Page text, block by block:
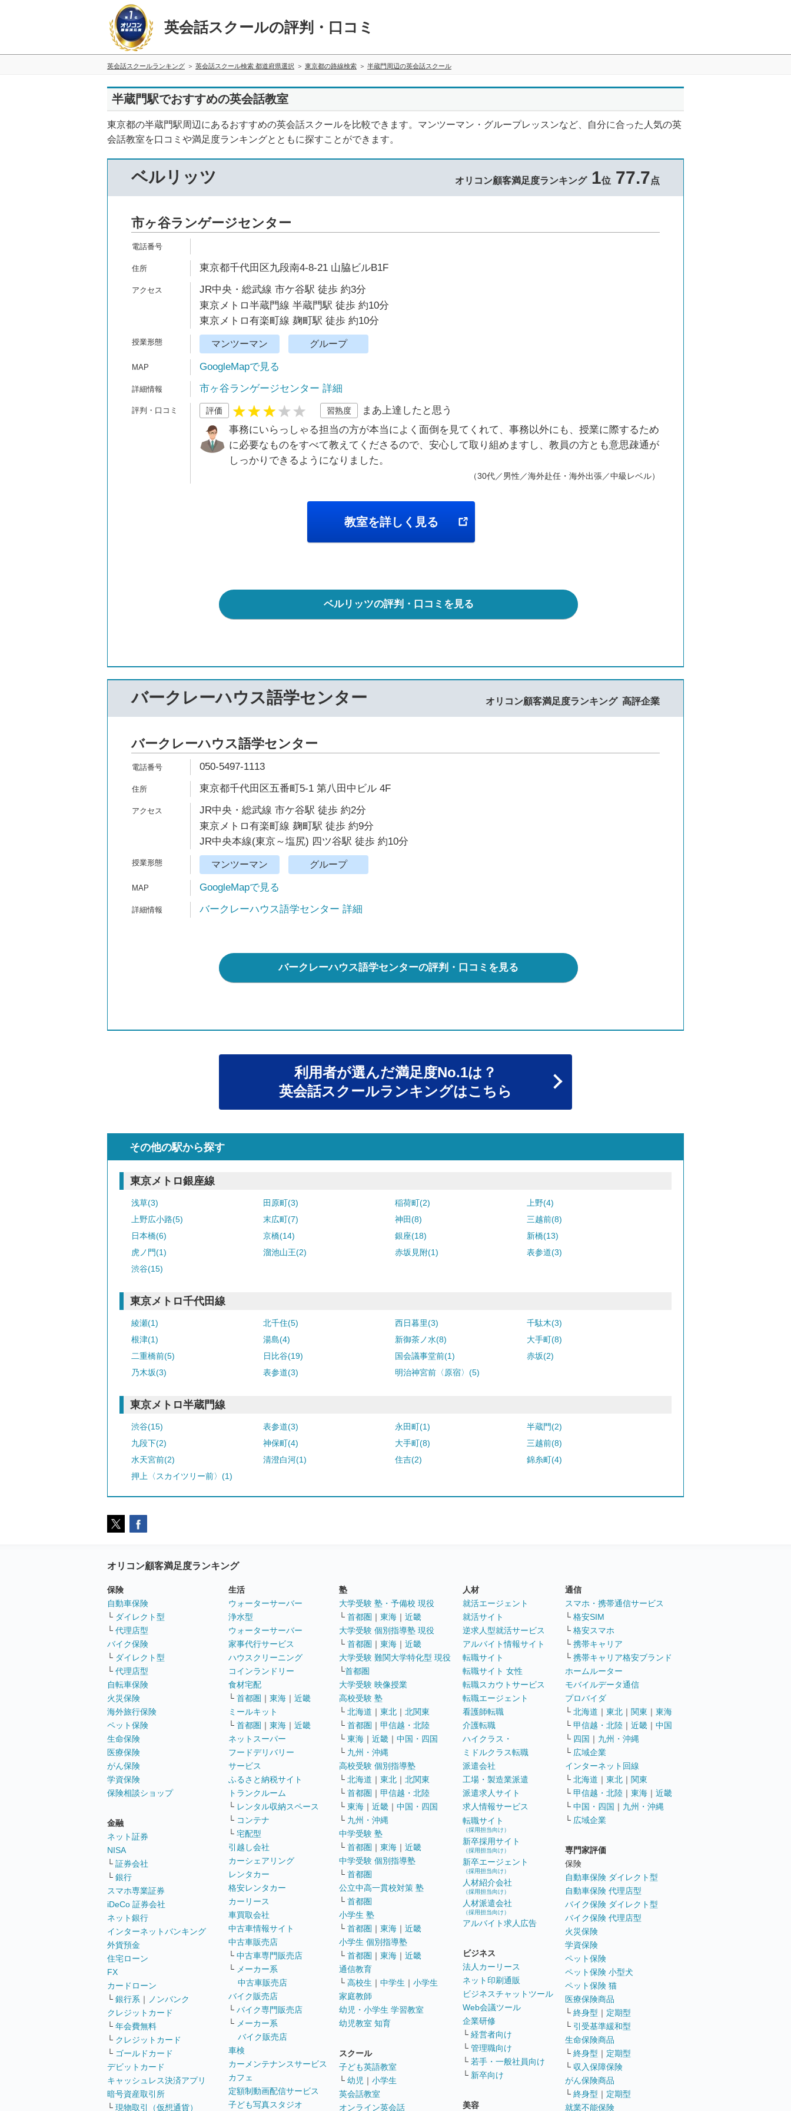
英会話スクールの評判・口コミ
英会話スクールランキング 英会話スクール検索 都道府県選択 東京都の路線検索 半蔵門周辺の英会話スクール
半蔵門駅でおすすめの英会話教室
東京都の半蔵門駅周辺にあるおすすめの英会話スクールを比較できます。マンツーマン・グループレッスンなど、自分に合った人気の英
会話教室を口コミや満足度ランキングとともに探すことができます。
ベルリッツ オリコン顧客満足度ランキング1位 77.7点
市ヶ谷ランゲージセンター
東京都千代田区九段南4-8-21 山脇ビルB1F
JR中央・総武線 市ケ谷駅 徒歩 約3分
東京メトロ半蔵門線 半蔵門駅 徒歩 約10分
東京メトロ有楽町線 麹町駅 徒歩 約10分
マンツーマン グループ
GoogleMapで見る
市ヶ谷ランゲージセンター 詳細
評価 習熟度
まあ上達したと思う
事務にいらっしゃる担当の方が本当によく面倒を見てくれて、事務以外にも、授業に際するため
に必要なものをすべて教えてくださるので、安心して取り組めますし、教員の方とも意思疎通が
しっかりできるようになりました。
（30代／男性／海外赴任・海外出張／中級レベル）
教室を詳しく見る
ベルリッツの評判・口コミを見る
バークレーハウス語学センター オリコン顧客満足度ランキング 高評企業
バークレーハウス語学センター
050-5497-1113
東京都千代田区五番町5-1 第八田中ビル 4F
JR中央・総武線 市ケ谷駅 徒歩 約2分
東京メトロ有楽町線 麹町駅 徒歩 約9分
JR中央本線(東京～塩尻) 四ツ谷駅 徒歩 約10分
マンツーマン グループ
GoogleMapで見る
バークレーハウス語学センター 詳細
バークレーハウス語学センターの評判・口コミを見る
利用者が選んだ満足度No.1は？
英会話スクールランキングはこちら
その他の駅から探す
東京メトロ銀座線
浅草(3) 田原町(3) 稲荷町(2)
上野(4)
上野広小路(5)
末広町(7) 神田(8)
三越前(8)
日本橋(6)
京橋(14) 銀座(18)
新橋(13)
虎ノ門(1)
溜池山王(2) 赤坂見附(1)
表参道(3)
渋谷(15)
東京メトロ千代田線
綾瀬(1) 北千住(5) 西日暮里(3)
千駄木(3)
根津(1)
湯島(4) 新御茶ノ水(8)
大手町(8)
二重橋前(5)
日比谷(19) 国会議事堂前(1)
赤坂(2)
乃木坂(3)
表参道(3) 明治神宮前〈原宿〉(5)
東京メトロ半蔵門線
渋谷(15) 表参道(3) 永田町(1)
半蔵門(2)
九段下(2)
神保町(4) 大手町(8)
三越前(8)
水天宮前(2)
清澄白河(1) 住吉(2)
錦糸町(4)
押上〈スカイツリー前〉(1)
オリコン顧客満足度ランキング
保険
自動車保険
└ ダイレクト型
└ 代理店型
バイク保険
└ ダイレクト型
└ 代理店型
自転車保険
火災保険
海外旅行保険
ペット保険
生命保険
医療保険
がん保険
学資保険
保険相談ショップ
金融
ネット証券
NISA
└ 証券会社
└ 銀行
スマホ専業証券
iDeCo 証券会社
ネット銀行
インターネットバンキング
外貨預金
住宅ローン
FX
カードローン
└ 銀行系 ｜
ノンバンク
クレジットカード
└ 年会費無料
└ クレジットカード
└ ゴールドカード
デビットカード
キャッシュレス決済アプリ
暗号資産取引所
└ 現物取引（仮想通貨）
生活
ウォーターサーバー
浄水型
ウォーターサーバー
家事代行サービス
ハウスクリーニング
コインランドリー
食材宅配
└ 首都圏 ｜ 東海 ｜ 近畿
ミールキット
└ 首都圏 ｜ 東海 ｜ 近畿
ネットスーパー
フードデリバリー
サービス
ふるさと納税サイト
トランクルーム
└ レンタル収納スペース
└ コンテナ
└ 宅配型
引越し会社
カーシェアリング
レンタカー
格安レンタカー
カーリース
車買取会社
中古車情報サイト
中古車販売店
└ 中古車専門販売店
└ メーカー系
中古車販売店
バイク販売店
└ バイク専門販売店
└ メーカー系
バイク販売店
車検
カーメンテナンスサービス
カフェ
定額制動画配信サービス
子ども写真スタジオ
塾
大学受験 塾・予備校 現役
└ 首都圏 ｜ 東海 ｜ 近畿
大学受験 個別指導塾 現役
└ 首都圏 ｜ 東海 ｜ 近畿
大学受験 難関大学特化型 現役
└首都圏
大学受験 映像授業
高校受験 塾
└ 北海道 ｜ 東北 ｜ 北関東
└ 首都圏 ｜ 甲信越・北陸
└ 東海 ｜ 近畿 ｜ 中国・四国
└ 九州・沖縄
高校受験 個別指導塾
└ 北海道 ｜ 東北 ｜ 北関東
└ 首都圏 ｜ 甲信越・北陸
└ 東海 ｜ 近畿 ｜ 中国・四国
└ 九州・沖縄
中学受験 塾
└ 首都圏 ｜ 東海 ｜ 近畿
中学受験 個別指導塾
└ 首都圏
公立中高一貫校対策 塾
└ 首都圏
小学生 塾
└ 首都圏 ｜ 東海 ｜ 近畿
小学生 個別指導塾
└ 首都圏 ｜ 東海 ｜ 近畿
通信教育
└ 高校生 ｜ 中学生 ｜ 小学生
家庭教師
幼児・小学生 学習教室
幼児教室 知育
スクール
子ども英語教室
└ 幼児 ｜ 小学生
英会話教室
オンライン英会話
人材
就活エージェント
就活サイト
逆求人型就活サービス
アルバイト情報サイト
転職サイト
転職サイト 女性
転職スカウトサービス
転職エージェント
看護師転職
介護転職
ハイクラス・
ミドルクラス転職
派遣会社
工場・製造業派遣
派遣求人サイト
求人情報サービス
転職サイト
（採用担当向け）
新卒採用サイト
（採用担当向け）
新卒エージェント
（採用担当向け）
人材紹介会社
（採用担当向け）
人材派遣会社
（採用担当向け）
アルバイト求人広告
ビジネス
法人カーリース
ネット印刷通販
ビジネスチャットツール
Web会議ツール
企業研修
└ 経営者向け
└ 管理職向け
└ 若手・一般社員向け
└ 新卒向け
美容
通信
スマホ・携帯通信サービス
└ 格安SIM
└ 格安スマホ
└ 携帯キャリア
└ 携帯キャリア格安ブランド
ホームルーター
モバイルデータ通信
プロバイダ
└ 北海道 ｜ 東北 ｜ 関東 ｜ 東海
└ 甲信越・北陸 ｜ 近畿 ｜ 中国
└ 四国 ｜ 九州・沖縄
└ 広域企業
インターネット回線
└ 北海道 ｜ 東北 ｜ 関東
└ 甲信越・北陸 ｜ 東海 ｜ 近畿
└ 中国・四国 ｜ 九州・沖縄
└ 広域企業
専門家評価
保険
自動車保険 ダイレクト型
自動車保険 代理店型
バイク保険 ダイレクト型
バイク保険 代理店型
火災保険
学資保険
ペット保険
ペット保険 小型犬
ペット保険 猫
医療保険商品
└ 終身型 ｜ 定期型
└ 引受基準緩和型
生命保険商品
└ 終身型 ｜ 定期型
└ 収入保障保険
がん保険商品
└ 終身型 ｜ 定期型
就業不能保険